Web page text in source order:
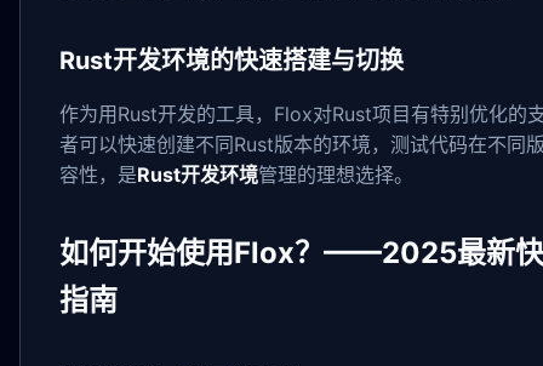
Rust开发环境的快速搭建与切换
作为用Rust开发的工具，Flox对Rust项目有特别优化的
者可以快速创建不同Rust版本的环境，测试代码在不同
容性，是Rust开发环境管理的理想选择。
如何开始使用Flox？——2025最新
指南